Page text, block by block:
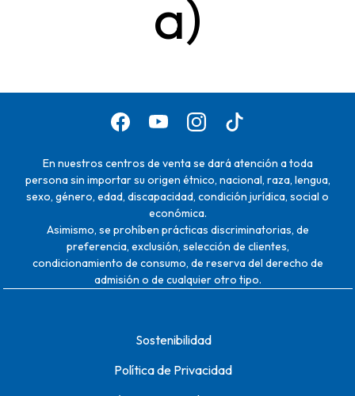
a)
En nuestros centros de venta se dará atención a toda
persona sin importar su origen étnico, nacional, raza, lengua,
sexo, género, edad, discapacidad, condición jurídica, social o
económica.
Asimismo, se prohíben prácticas discriminatorias, de
preferencia, exclusión, selección de clientes,
condicionamiento de consumo, de reserva del derecho de
admisión o de cualquier otro tipo.
Sostenibilidad
Política de Privacidad